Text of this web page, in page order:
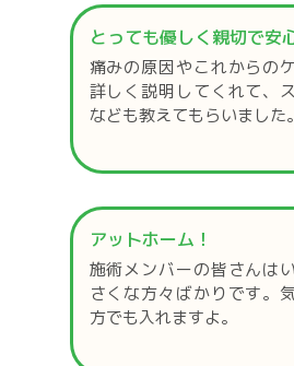
とっても優しく親切で安
痛みの原因やこれからの
詳しく説明してくれて、
なども教えてもらいました。
アットホーム！
施術メンバーの皆さんは
さくな方々ばかりです。
方でも入れますよ。